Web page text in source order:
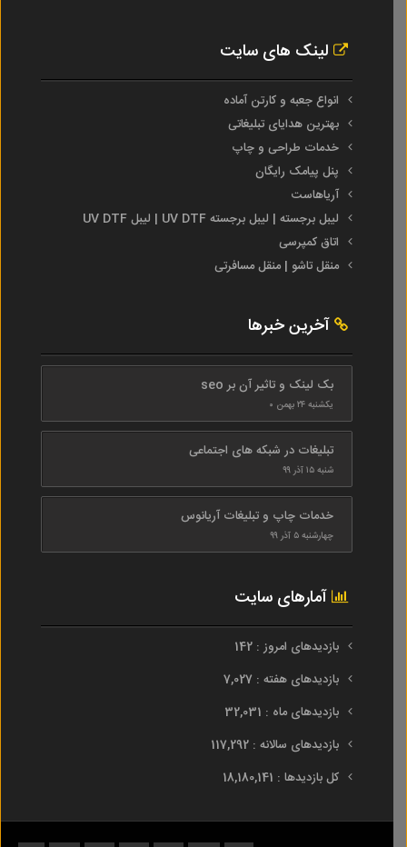
لینک های سایت
انواع جعبه و کارتن آماده
بهترین هدایای تبلیغاتی
خدمات طراحی و چاپ
پنل پیامک رایگان
آریاهاست
لیبل برجسته | لیبل برجسته UV DTF | لیبل UV DTF
اتاق کمپرسی
منقل تاشو | منقل مسافرتی
آخرین خبرها
بک لینک و تاثیر آن بر seo
یکشنبه ۲۴ بهمن ۰
تبلیغات در شبکه های اجتماعی
شنبه ۱۵ آذر ۹۹
خدمات چاپ و تبلیغات آریانوس
چهارشنبه ۵ آذر ۹۹
آمارهای سایت
بازدیدهای امروز : 142
بازدیدهای هفته : 7,027
بازدیدهای ماه : 32,031
بازدیدهای سالانه : 117,292
کل بازدیدها : 18,180,141